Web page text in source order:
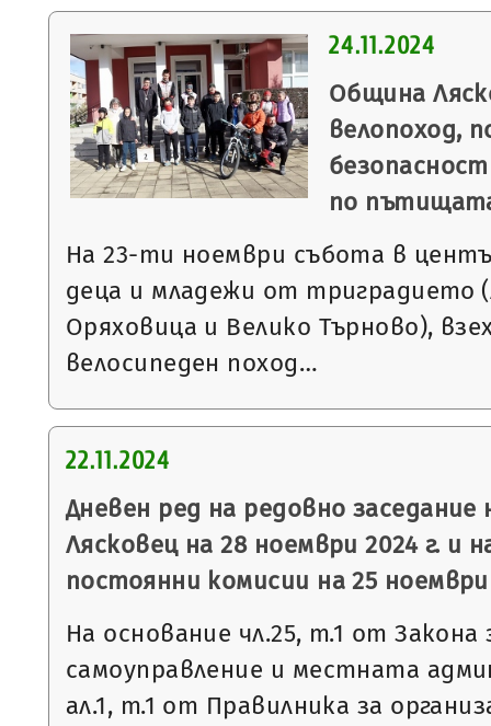
24.11.2024
Община
велопоход,
по
На 23-ти ноември събота в
деца и младежи от триградието
Оряховица и Велико Търново),
велосипеден поход…
22.11.2024
Дневен ред на редовно
Лясковец на 28 ноември 2024 г. и
постоянни комисии на 25 ноември
На основание чл.25, т.1 от
самоуправление и местната
ал.1, т.1 от Правилника за